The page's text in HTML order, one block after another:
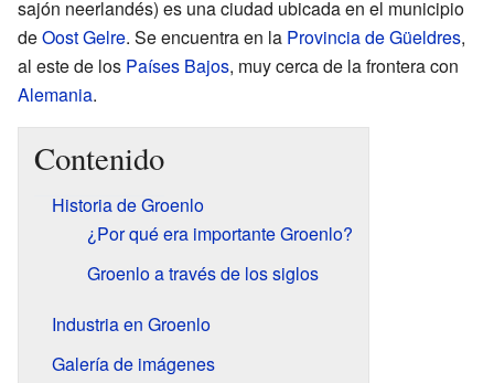
sajón neerlandés) es una ciudad ubicada en el municipio
deOost Gelre. Se encuentra en la Provincia de Güeldres,
al este de los Países Bajos, muy cerca de la frontera con
Alemania.
Contenido
Historia de Groenlo
¿Por qué era importante Groenlo?
Groenlo a través de los siglos
Industria en Groenlo
Galería de imágenes